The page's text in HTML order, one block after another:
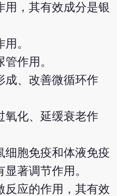
用，其有效成分是银
。
作用。
成、改善微循环作
氧化、延缓衰老作
细胞免疫和体液免疫
著调节作用。
反应的作用，其有效